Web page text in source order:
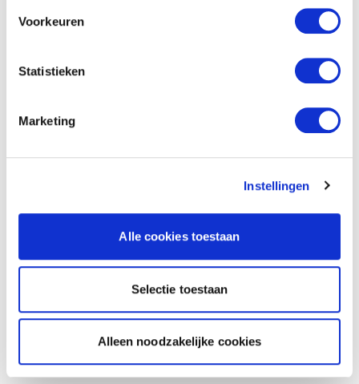
Voorkeuren
Statistieken
Marketing
Instellingen
Alle cookies toestaan
Selectie toestaan
Alleen noodzakelijke cookies